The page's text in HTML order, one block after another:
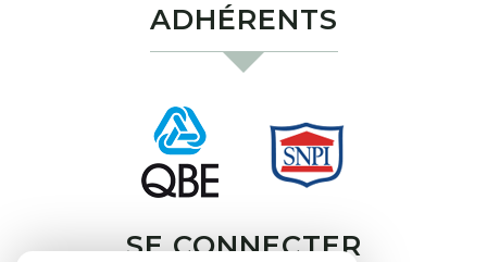
ADHÉRENTS
SE CONNECTER